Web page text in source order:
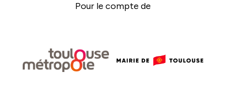
Pour le compte de